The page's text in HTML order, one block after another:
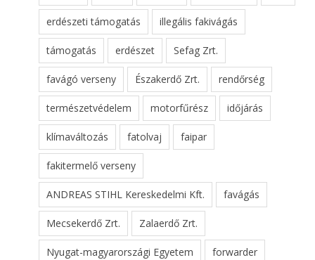
erdészeti támogatás illegális fakivágás
támogatás erdészet Sefag Zrt.
favágó verseny Északerdő Zrt. rendőrség
természetvédelem motorfűrész időjárás
klímaváltozás fatolvaj faipar
fakitermelő verseny
ANDREAS STIHL Kereskedelmi Kft. favágás
Mecsekerdő Zrt. Zalaerdő Zrt.
Nyugat-magyarországi Egyetem forwarder